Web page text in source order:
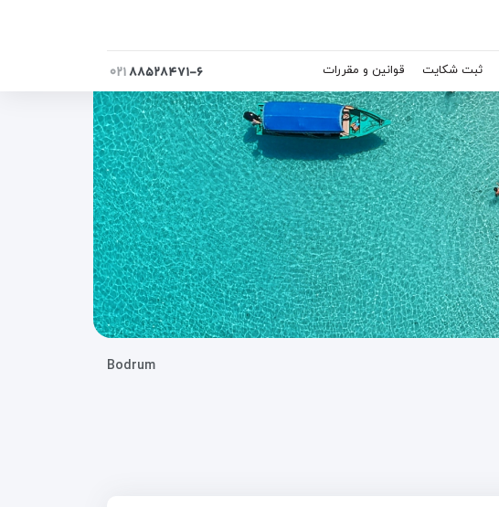
ثبت شکایت قوانین و مقررات ۸۸۵۲۸۴۷۱-۶۰۲۱
Bodrum